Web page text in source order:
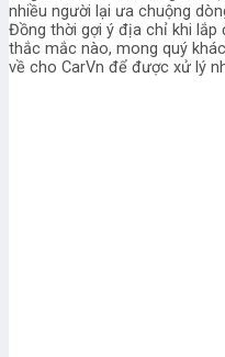
nhiều người lại ưa chuộng
Đồng thời gợi ý địa chỉ khi
thắc mắc nào, mong quý
về cho CarVn để được xử lý